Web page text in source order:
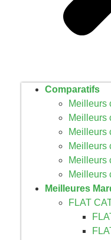
Comparatifs
Meilleurs
Meilleurs
Meilleurs
Meilleurs
Meilleurs
Meilleurs
Meilleures
FLAT